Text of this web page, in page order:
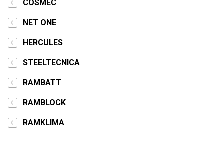
COSMEC
NET ONE
HERCULES
STEELTECNICA
RAMBATT
RAMBLOCK
RAMKLIMA